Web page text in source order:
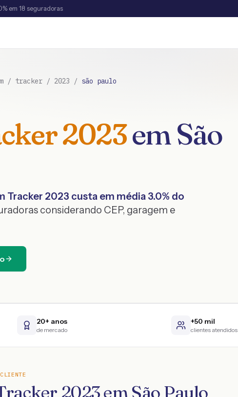
em 18 seguradoras
/ tracker / 2023 / são paulo
2023emSão
Tracker 2023 custa em média 3.0% do
considerando CEP, garagem e
20+ anos
de mercado
+50 mil
clientes atendidos
2023 em São Paulo